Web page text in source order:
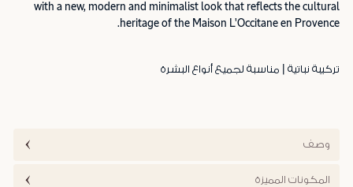
with a new, modern and minimalist look that reflects the cultural
heritage of the Maison L'Occitane en Provence.
تركيبة نباتية | مناسبة لجميع أنواع البشرة
وصف
المكونات المميزة